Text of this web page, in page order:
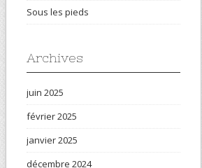
Sous les pieds
Archives
juin 2025
février 2025
janvier 2025
décembre 2024